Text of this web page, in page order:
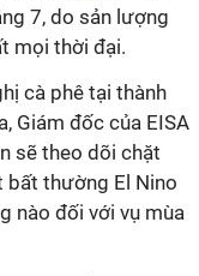
7, do sản lượng
mọi thời đại.
cà phê tại thành
Giám đốc của EISA
sẽ theo dõi chặt
bất thường El Nino
nào đối với vụ mùa